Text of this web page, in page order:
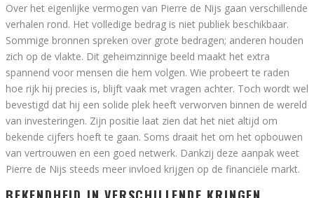
Over het eigenlijke vermogen van Pierre de Nijs gaan verschillende
verhalen rond. Het volledige bedrag is niet publiek beschikbaar.
Sommige bronnen spreken over grote bedragen; anderen houden
zich op de vlakte. Dit geheimzinnige beeld maakt het extra
spannend voor mensen die hem volgen. Wie probeert te raden
hoe rijk hij precies is, blijft vaak met vragen achter. Toch wordt wel
bevestigd dat hij een solide plek heeft verworven binnen de wereld
van investeringen. Zijn positie laat zien dat het niet altijd om
bekende cijfers hoeft te gaan. Soms draait het om het opbouwen
van vertrouwen en een goed netwerk. Dankzij deze aanpak weet
Pierre de Nijs steeds meer invloed krijgen op de financiële markt.